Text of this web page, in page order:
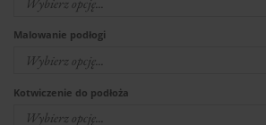
Malowanie podłogi
Kotwiczenie do podłoża